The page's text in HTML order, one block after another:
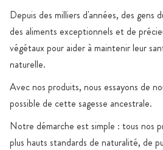
Depuis des milliers d'années, des gens
des aliments exceptionnels et de
végétaux pour aider à maintenir leur
naturelle.
Avec nos produits, nous essayons de
possible de cette sagesse ancestrale.
Notre démarche est simple : tous nos
plus hauts standards de naturalité, de